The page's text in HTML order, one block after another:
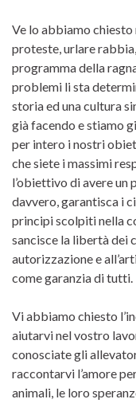
Ve lo abbiamo chiesto
proteste, urlare
programma della
problemi li sta
storia ed una cultura
già facendo e stiamo
per intero i nostri
che siete i massimi
l’obiettivo di avere un
davvero, garantisca i
principi scolpiti nella
sancisce la libertà dei
autorizzazione e
come garanzia di tutti.
Vi abbiamo chiesto
aiutarvi nel vostro
conosciate gli
raccontarvi l’amore
animali, le loro